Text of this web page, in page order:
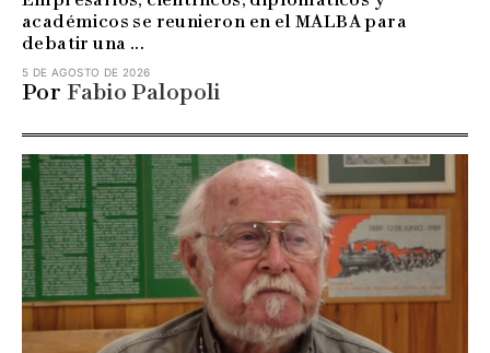
académicos se reunieron en el MALBA para
debatir una ...
5 DE AGOSTO DE 2026
Fabio Palopoli
Por